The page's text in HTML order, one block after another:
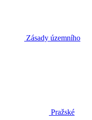
Zásady územního
Pražské